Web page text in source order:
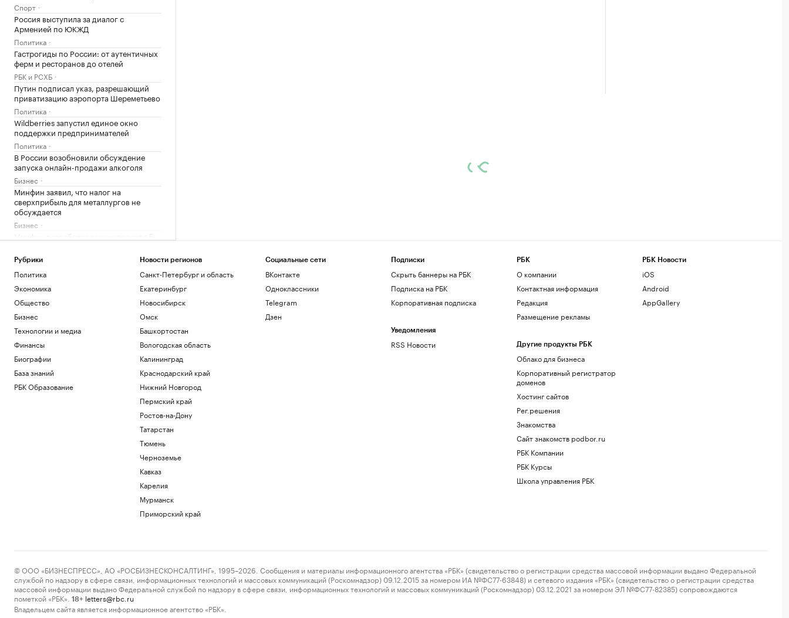
Спорт
Россия выступила за диалог с
Арменией по ЮКЖД
Политика
Гастрогиды по России: от аутентичных
ферм и ресторанов до отелей
РБК и РСХБ
Путин подписал указ, разрешающий
приватизацию аэропорта Шереметьево
Политика
Wildberries запустил единое окно
поддержки предпринимателей
Политика
В России возобновили обсуждение
запуска онлайн-продажи алкоголя
Бизнес
Минфин заявил, что налог на
сверхприбыль для металлургов не
обсуждается
Бизнес
Минфин разработал законопроект об
Бизнес
Власти задумались о налоговых льготах
для пострадавших продавцов WB
Экономика
Сети бургерных ответили на тесты
Роскачества удивлением и
Единая Лига ВТБ на следующий сезон
осталась без иностранных команд
Спорт
Как бывший посол Украины в США
стала фигурантом двух уголовных дел
Акции «Диасофта» упали после отказа
Рубрики
Политика
Экономика
Общество
Бизнес
Технологии и медиа
Финансы
Биографии
База знаний
РБК Образование
Новости регионов
Санкт-Петербург и область
Екатеринбург
Новосибирск
Омск
Башкортостан
Вологодская область
Калининград
Краснодарский край
Нижний Новгород
Пермский край
Ростов-на-Дону
Татарстан
Тюмень
Черноземье
Кавказ
Карелия
Мурманск
Приморский край
Социальные сети
ВКонтакте
Одноклассники
Telegram
Дзен
Подписки
Скрыть баннеры на РБК
Подписка на РБК
Корпоративная подписка
Уведомления
RSS Новости
РБК
О компании
Контактная информация
Редакция
Размещение рекламы
Другие продукты РБК
Облако для бизнеса
Корпоративный регистратор
доменов
Хостинг сайтов
Рег.решения
Знакомства
Сайт знакомств podbor.ru
РБК Компании
РБК Курсы
Школа управления РБК
РБК Новости
iOS
Android
AppGallery
© ООО «БИЗНЕСПРЕСС», АО «РОСБИЗНЕСКОНСАЛТИНГ», 1995–2026. Сообщения и материалы информационного агентства «РБК» (свидетельство о регистрации средства массовой информации выдано Федеральной
службой по надзору в сфере связи, информационных технологий и массовых коммуникаций (Роскомнадзор) 09.12.2015 за номером ИА №ФС77-63848) и сетевого издания «РБК» (свидетельство о регистрации средства
массовой информации выдано Федеральной службой по надзору в сфере связи, информационных технологий и массовых коммуникаций (Роскомнадзор) 03.12.2021 за номером ЭЛ №ФС77-82385) сопровождаются
пометкой «РБК».
18+ letters@rbc.ru
Владельцем сайта является информационное агентство «РБК».